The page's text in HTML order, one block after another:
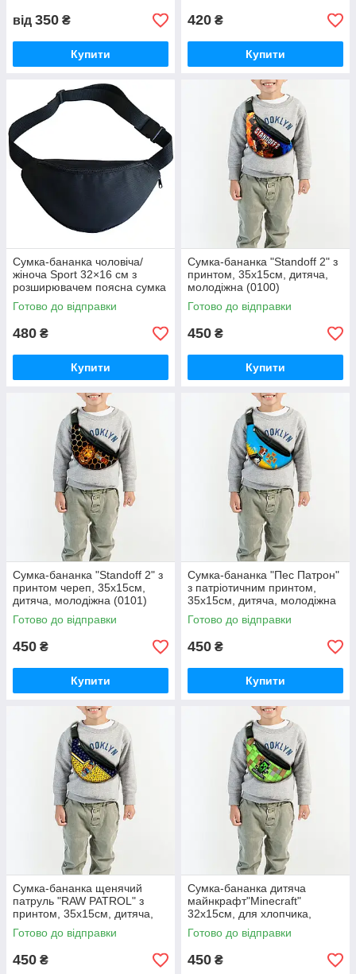
від 350 ₴
Купити
420 ₴
Купити
Сумка-бананка чоловіча/
жіноча Sport 32×16 см з
розширювачем поясна сумка
або сумка через плече (3685)
Готово до відправки
480 ₴
Купити
Сумка-бананка "Standoff 2" з
принтом, 35х15см, дитяча,
молодіжна (0100)
Готово до відправки
450 ₴
Купити
Сумка-бананка "Standoff 2" з
принтом череп, 35х15см,
дитяча, молодіжна (0101)
Готово до відправки
450 ₴
Купити
Сумка-бананка "Пес Патрон"
з патріотичним принтом,
35х15см, дитяча, молодіжна
(0102)
Готово до відправки
450 ₴
Купити
Сумка-бананка щенячий
патруль "RAW PATROL" з
принтом, 35х15см, дитяча,
молодіжна (0103)
Готово до відправки
450 ₴
Сумка-бананка дитяча
майнкрафт"Minecraft"
32х15см, для хлопчика,
молодіжна (0104)
Готово до відправки
450 ₴